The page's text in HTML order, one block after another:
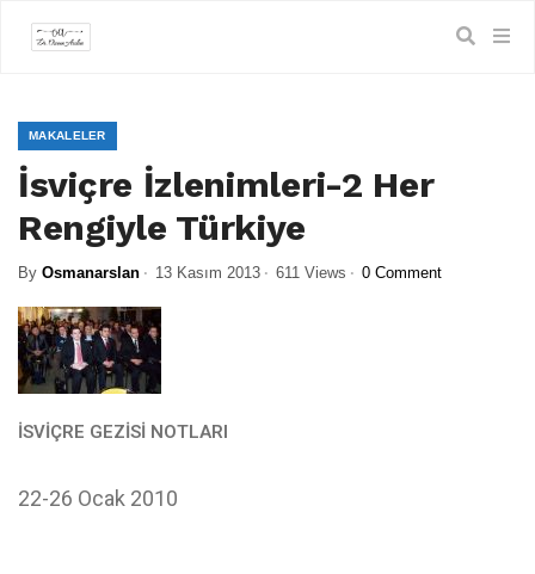
MAKALELER
İsviçre İzlenimleri-2 Her
Rengiyle Türkiye
By Osmanarslan 13 Kasım 2013 611 Views 0 Comment
İSVİÇRE GEZİSİ NOTLARI
22-26 Ocak 2010